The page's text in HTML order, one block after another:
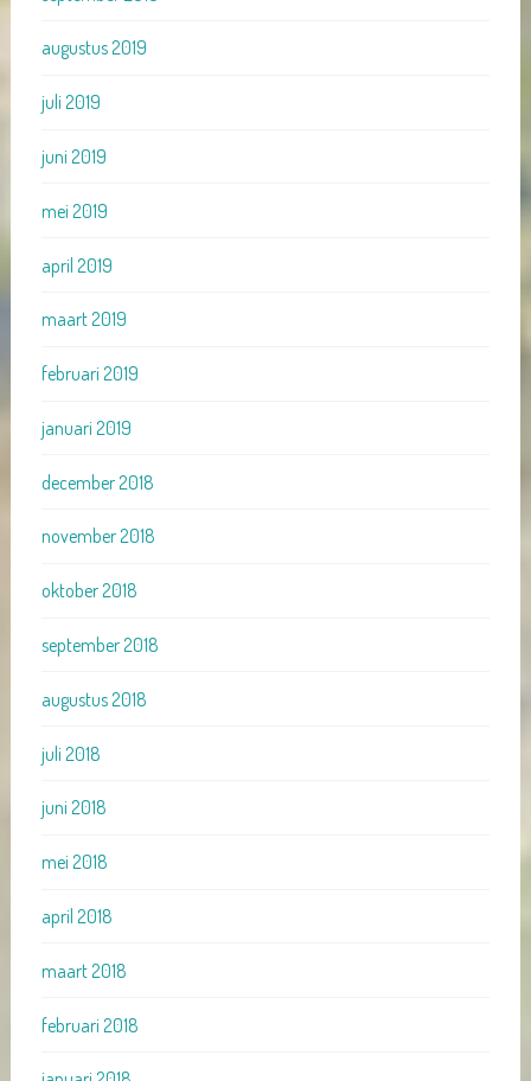
augustus 2019
juli 2019
juni 2019
mei 2019
april 2019
maart 2019
februari 2019
januari 2019
december 2018
november 2018
oktober 2018
september 2018
augustus 2018
juli 2018
juni 2018
mei 2018
april 2018
maart 2018
februari 2018